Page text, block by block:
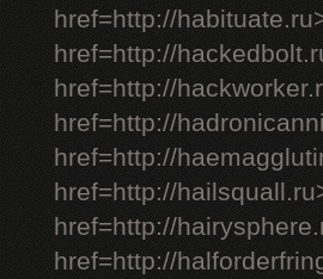
href=http://
href=http://
href=http://
href=http://
href=http://
href=http://
href=http://
href=http://